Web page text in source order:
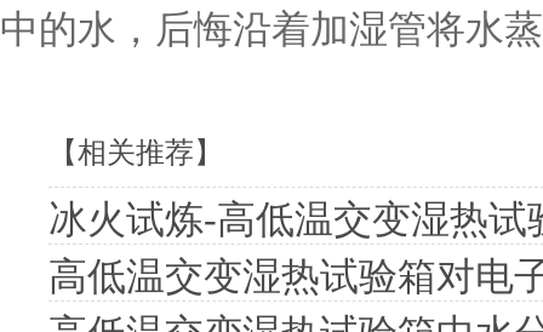
中的水，后悔沿着加湿管将水
【相关推荐】
冰火试炼-高低温交变湿热试
高低温交变湿热试验箱对电